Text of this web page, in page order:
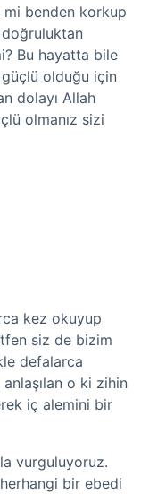
mi benden korkup
Bu hayatta bile
olduğu için
dolayı Allah
olmanız sizi
kez okuyup
siz de bizim
defalarca
o ki zihin
iç alemini bir
vurguluyoruz.
bir ebedi